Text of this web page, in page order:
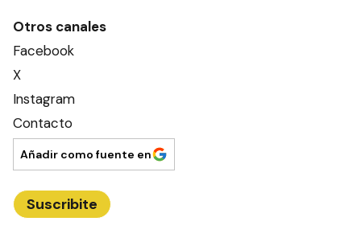
Otros canales
Facebook
X
Instagram
Contacto
Añadir como fuente en
Suscribite